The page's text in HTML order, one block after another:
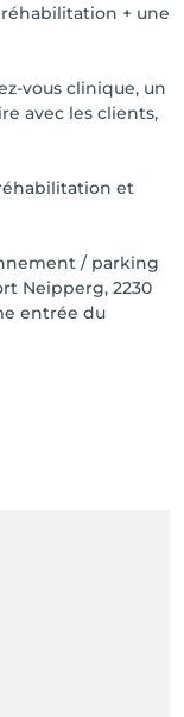
+ une
vous clinique, un
avec les clients,
et
/ parking
Neipperg, 2230
entrée du